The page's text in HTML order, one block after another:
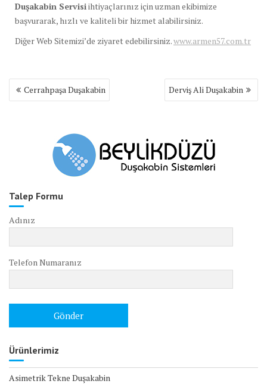
Duşakabin Servisiihtiyaçlarınız için uzman ekibimize
başvurarak, hızlı ve kaliteli bir hizmet alabilirsiniz.
Diğer Web Sitemizi’de ziyaret edebilirsiniz.www.armen57.com.tr
Yazı
gezinmesi
Cerrahpaşa Duşakabin Derviş Ali Duşakabin
Talep Formu
Adınız
Telefon Numaranız
Ürünlerimiz
Asimetrik Tekne Duşakabin